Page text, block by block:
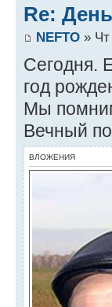
Re:
NEFTO » Чт
Сегодня.
год
Мы
Вечный
ВЛОЖЕНИЯ